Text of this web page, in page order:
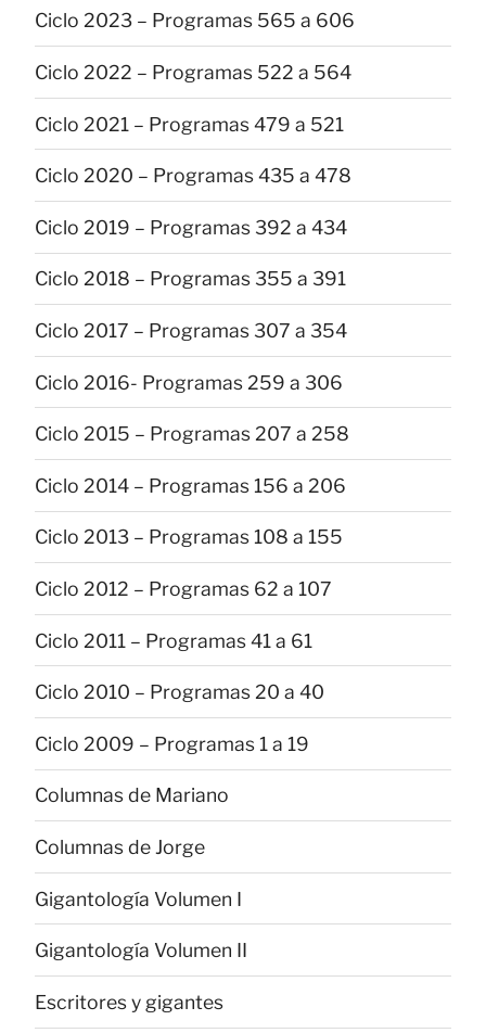
Ciclo 2023 – Programas 565 a 606
Ciclo 2022 – Programas 522 a 564
Ciclo 2021 – Programas 479 a 521
Ciclo 2020 – Programas 435 a 478
Ciclo 2019 – Programas 392 a 434
Ciclo 2018 – Programas 355 a 391
Ciclo 2017 – Programas 307 a 354
Ciclo 2016- Programas 259 a 306
Ciclo 2015 – Programas 207 a 258
Ciclo 2014 – Programas 156 a 206
Ciclo 2013 – Programas 108 a 155
Ciclo 2012 – Programas 62 a 107
Ciclo 2011 – Programas 41 a 61
Ciclo 2010 – Programas 20 a 40
Ciclo 2009 – Programas 1 a 19
Columnas de Mariano
Columnas de Jorge
Gigantología Volumen I
Gigantología Volumen II
Escritores y gigantes